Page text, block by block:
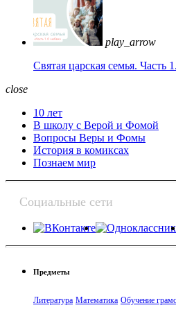
play_arrow
Святая царская семья.
close
10 лет
В школу с Верой и Фомой
Вопросы Веры и Фомы
История в комиксах
Познаем мир
Социальные сети
Предметы
Литература Математика Обучение